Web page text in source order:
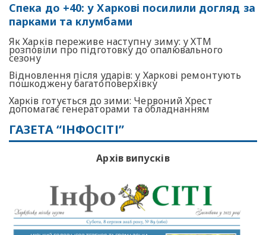
Спека до +40: у Харкові посилили догляд за
парками та клумбами
Як Харків переживе наступну зиму: у ХТМ
розповіли про підготовку до опалювального
сезону
Відновлення після ударів: у Харкові ремонтують
пошкоджену багатоповерхівку
Харків готується до зими: Червоний Хрест
допомагає генераторами та обладнанням
ГАЗЕТА “ІНФОСІТІ”
Архів випусків